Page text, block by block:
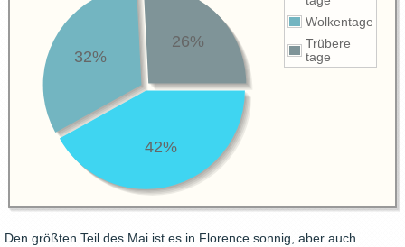
Wolkentage
Trübere
tage
42%
32%
26%
Den größten Teil des Mai ist es in Florence sonnig, aber auch